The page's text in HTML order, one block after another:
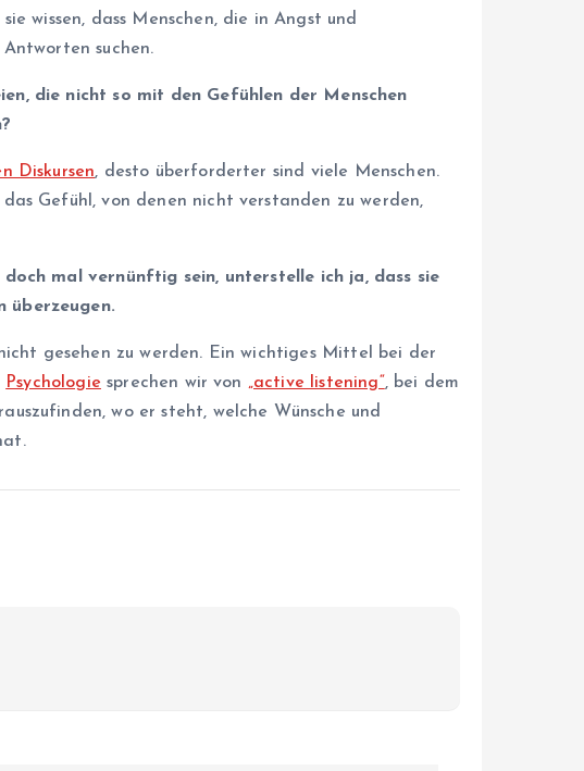
wissen, dass Menschen, die in Angst und
suchen.
die nicht so mit den Gefühlen der Menschen
Diskursen, desto überforderter sind viele Menschen.
Gefühl, von denen nicht verstanden zu werden,
mal vernünftig sein, unterstelle ich ja, dass sie
überzeugen.
gesehen zu werden. Ein wichtiges Mittel bei der
Psychologie sprechen wir von „active listening“, bei dem
wo er steht, welche Wünsche und